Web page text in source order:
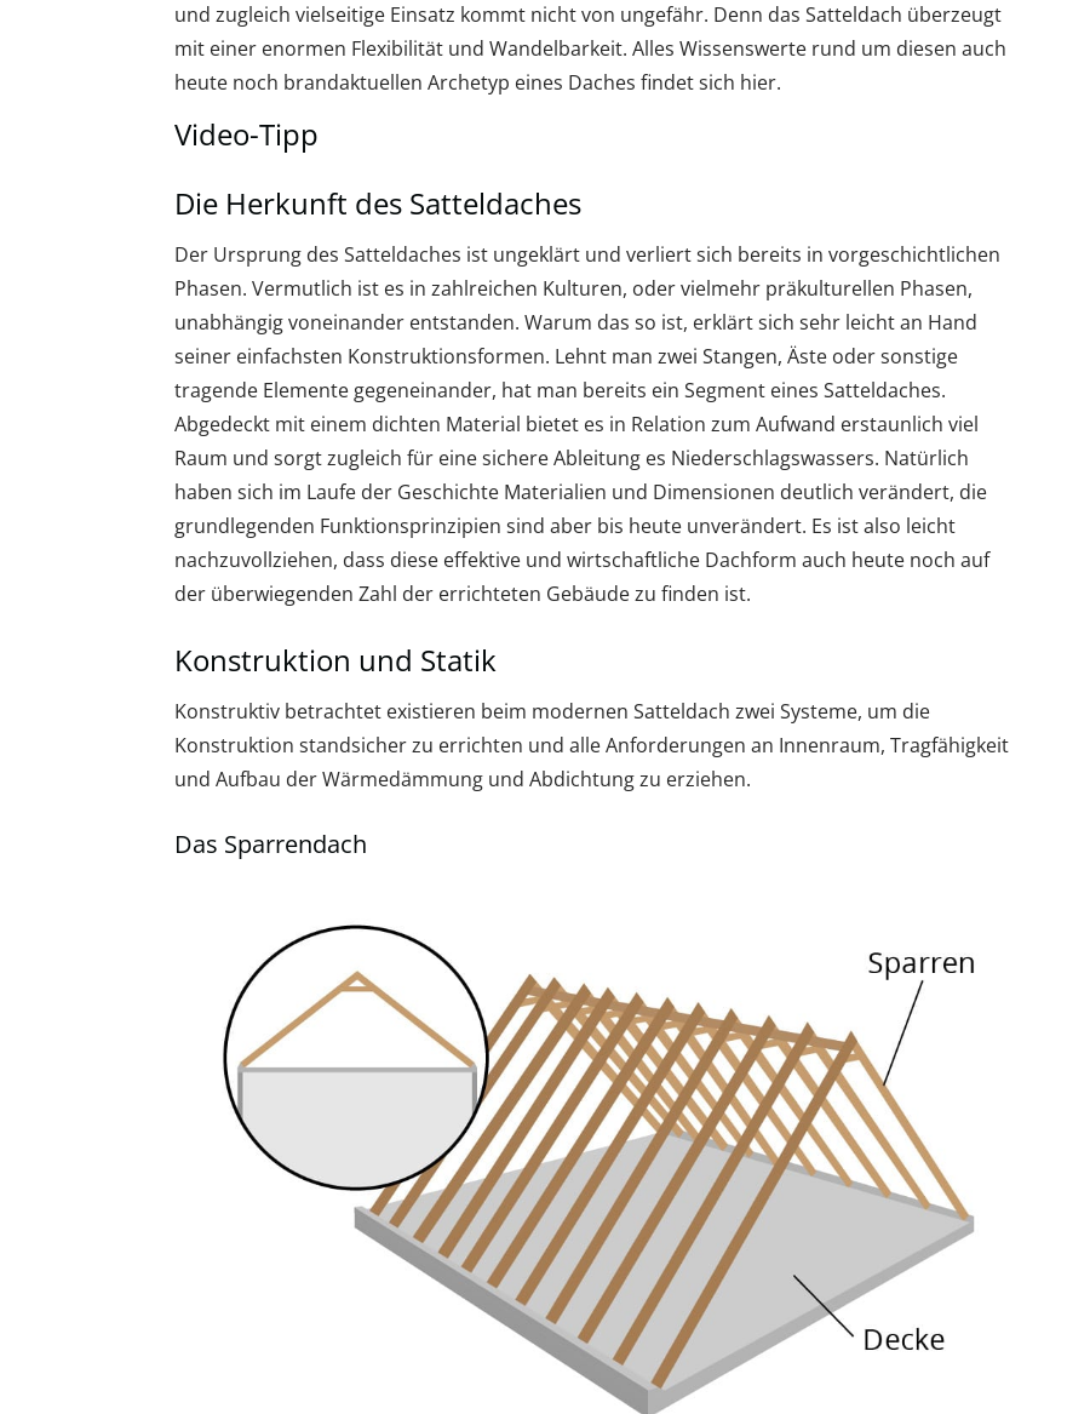
und zugleich vielseitige Einsatz kommt nicht von ungefähr. Denn das Satteldach überzeugt
mit einer enormen Flexibilität und Wandelbarkeit. Alles Wissenswerte rund um diesen auch
heute noch brandaktuellen Archetyp eines Daches findet sich hier.
Video-Tipp
Die Herkunft des Satteldaches
Der Ursprung des Satteldaches ist ungeklärt und verliert sich bereits in vorgeschichtlichen
Phasen. Vermutlich ist es in zahlreichen Kulturen, oder vielmehr präkulturellen Phasen,
unabhängig voneinander entstanden. Warum das so ist, erklärt sich sehr leicht an Hand
seiner einfachsten Konstruktionsformen. Lehnt man zwei Stangen, Äste oder sonstige
tragende Elemente gegeneinander, hat man bereits ein Segment eines Satteldaches.
Abgedeckt mit einem dichten Material bietet es in Relation zum Aufwand erstaunlich viel
Raum und sorgt zugleich für eine sichere Ableitung es Niederschlagswassers. Natürlich
haben sich im Laufe der Geschichte Materialien und Dimensionen deutlich verändert, die
grundlegenden Funktionsprinzipien sind aber bis heute unverändert. Es ist also leicht
nachzuvollziehen, dass diese effektive und wirtschaftliche Dachform auch heute noch auf
der überwiegenden Zahl der errichteten Gebäude zu finden ist.
Konstruktion und Statik
Konstruktiv betrachtet existieren beim modernen Satteldach zwei Systeme, um die
Konstruktion standsicher zu errichten und alle Anforderungen an Innenraum, Tragfähigkeit
und Aufbau der Wärmedämmung und Abdichtung zu erziehen.
Das Sparrendach